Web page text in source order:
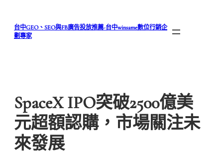
台中GEO、SEO與FB廣告投放推薦-台中winsame數位行銷企
劃專家
SpaceX IPO突破2500億美
元超額認購，市場關注未
來發展